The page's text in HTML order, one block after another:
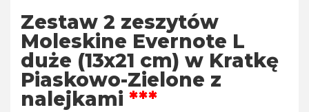
Zestaw 2 zeszytów
Moleskine Evernote L
duże (13x21 cm) w Kratkę
Piaskowo-Zielone z
nalejkami ***